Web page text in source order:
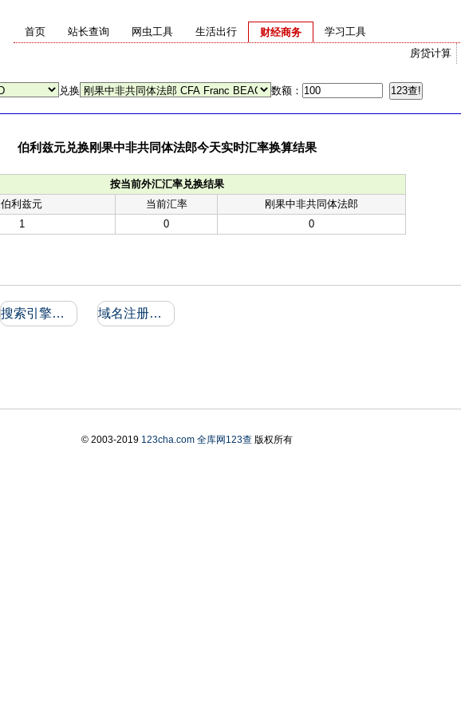
首页 站长查询 网虫工具 生活出行
财经商务
房贷计算
学习工具
兑换 数额：
伯利兹元兑换刚果中非共同体法郎今天实时汇率换算结果
按当前外汇汇率兑换结果
伯利兹元
当前汇率
刚果中非共同体法郎
1
0 0
搜索引擎收录和反向链接 域名注册信息
© 2003-2019 123cha.com 全库网123查版权所有